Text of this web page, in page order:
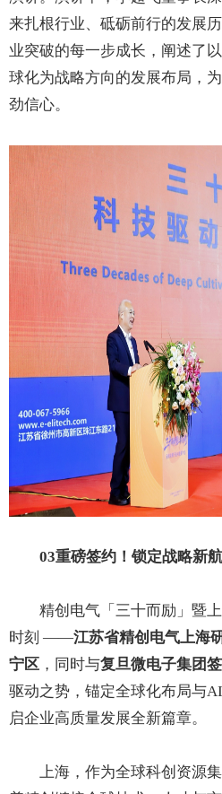
来扎根行业、砥砺前行的发展
业突破的每一步成长，阐述了
球化为战略方向的发展布局，
劲信心。
03重磅签约！锁定战略新
精创电气「三十而励」暨
时刻 ——江苏省精创电气上海
宁区 ，同时与复旦微电子集团
驱动之势，锚定全球化布局与
启企业高质量发展全新篇章。
上海，作为全球科创资源